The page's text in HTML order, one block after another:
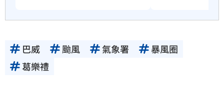
巴威 颱風 氣象署
暴風圈
葛樂禮